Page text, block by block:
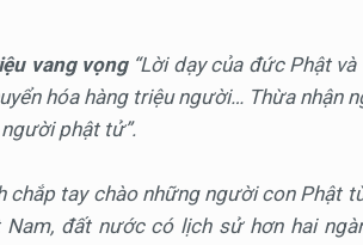
vang vọng“Lời dạy của đức Phật
hóa hàng triệu người… Thừa nhận
phật tử”.
chắp tay chào những người con Phật
đất nước có lịch sử hơn hai